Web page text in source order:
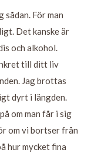
sådan. För man
Det kanske är
och alkohol.
till ditt liv
Jag brottas
dyrt i längden.
om man får i sig
om vi bortser från
hur mycket fina